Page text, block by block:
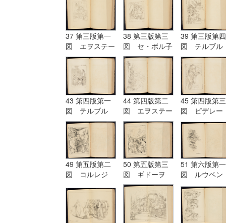
37 第三版第一
図 エヲステー
ド Aostade
38 第三版第三
図 セ・ボル子
ツト I.Burnet
39 第三版第四
図 テルブル
グ terburg
43 第四版第一
図 テルブル
グ Terburg
44 第四版第二
図 エヲステー
ド Aostade
45 第四版第三
図 ピデレー
ル PDeLwer
49 第五版第二
図 コルレジ
50 第五版第三
図 ギドーヲ
Guido
51 第六版第一
図 ルウベン
ス Reubens